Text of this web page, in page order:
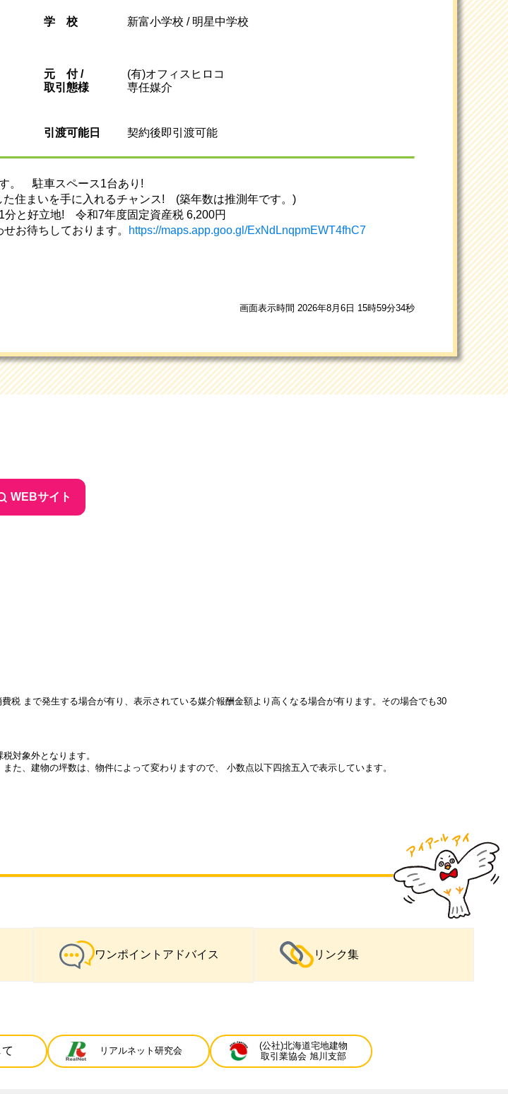
学校 新富小学校 / 明星中学校
元 付 /
取引態様
(有)オフィスヒロコ
専任媒介
引渡可能日 契約後即引渡可能
。 駐車スペース1台あり!
住まいを手に入れるチャンス! (築年数は推測年です。)
分と好立地! 令和7年度固定資産税 6,200円
お待ちしております。
https://maps.app.goo.gl/ExNdLnqpmEWT4fhC7
画面表示時間 2026年8月6日 15時59分34秒
WEBサイト
税 まで発生する場合が有り、表示されている媒介報酬金額より高くなる場合が有ります。その場合でも30
対象外となります。
、建物の坪数は、物件によって変わりますので、 小数点以下四捨五入で表示しています。
ワンポイントアドバイス リンク集
リアルネット研究会
(公社)北海道宅地建物
取引業協会 旭川支部